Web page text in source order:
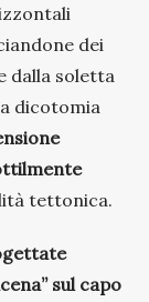
dei
dalla soletta
dicotomia
tettonica.
sul capo